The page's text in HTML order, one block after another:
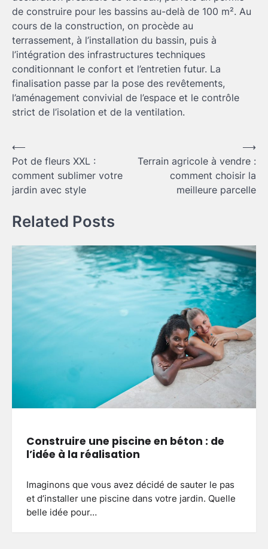
de construire pour les bassins au-delà de 100 m². Au
cours de la construction, on procède au
terrassement, à l’installation du bassin, puis à
l’intégration des infrastructures techniques
conditionnant le confort et l’entretien futur. La
finalisation passe par la pose des revêtements,
l’aménagement convivial de l’espace et le contrôle
strict de l’isolation et de la ventilation.
Navigation
de
l’article
⟵
Pot de fleurs XXL :
comment sublimer votre
jardin avec style
Terrain agricole à vendre :
comment choisir la
meilleure parcelle
⟶
Related Posts
Construire une piscine en béton : de
l’idée à la réalisation
Imaginons que vous avez décidé de sauter le pas
et d’installer une piscine dans votre jardin. Quelle
belle idée pour…